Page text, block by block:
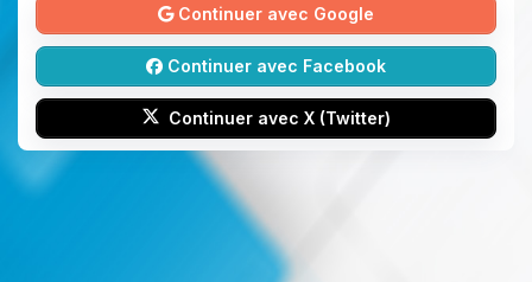
Continuer avec Google
Continuer avec Facebook
Continuer avec X (Twitter)